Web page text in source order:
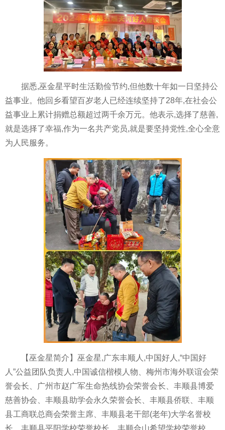
据悉,巫金星平时生活勤俭节约,但他数十年如一日坚持公
益事业。他回乡看望百岁老人已经连续坚持了28年,在社会公
益事业上累计捐赠总额超过两千余万元。他表示,选择了慈善,
就是选择了幸福,作为一名共产党员,就是要坚持党性,全心全意
为人民服务。
【巫金星简介】巫金星,广东丰顺人,中国好人,“中国好
人”公益团队负责人,中国诚信楷模人物、梅州市海外联谊会荣
誉会长、广州市赵广军生命热线协会荣誉会长、丰顺县博爱
慈善协会、丰顺县助学会永久荣誉会长、丰顺县侨联、丰顺
县工商联总商会荣誉主席、丰顺县老干部(老年)大学名誉校
长、丰顺县平阳学校荣誉校长、丰顺合山希望学校荣誉校